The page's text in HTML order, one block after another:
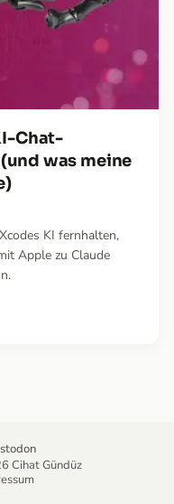
Chat-
was meine
KI fernhalten,
Apple zu Claude
Cihat Gündüz